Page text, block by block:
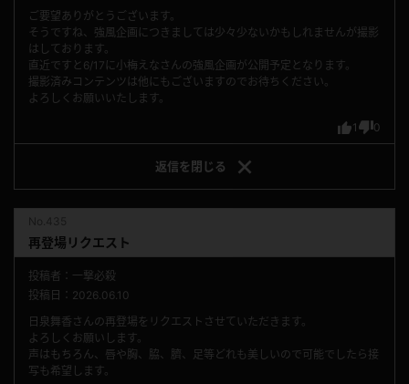
1 0
ご要望ありがとうございます。
そうですね、強風企画につきましては少々少ないかもしれませんが撮影
はしております。
直近ですと6/17に小梅えなさんの強風企画が公開予定となります。
撮影済みコンテンツは他にもございますのでお待ちください。
よろしくお願いいたします。
返信を 閉じる
再登場リクエスト
投稿者：一撃必殺
投稿日：2026.06.10
日泉舞香さんの再登場をリクエストさせていただきます。
よろしくお願いします。
声はもちろん、唇や胸、脇、臍、足等どれも美しいので可能でしたら接
写も希望します。